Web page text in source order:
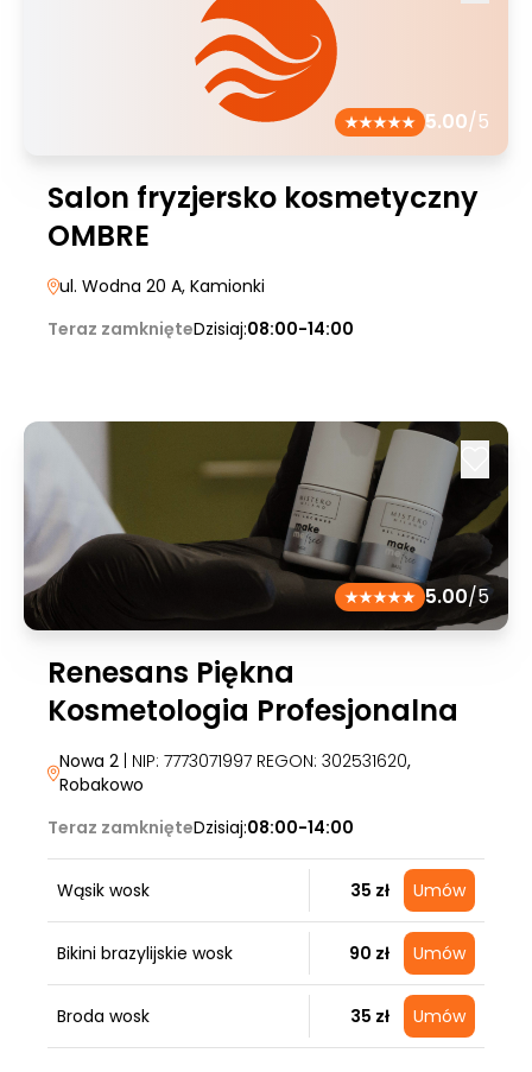
5.00/5
Salon fryzjersko kosmetyczny
OMBRE
ul. Wodna 20 A, Kamionki
Teraz zamknięteDzisiaj:08:00-14:00
5.00/5
Renesans Piękna
Kosmetologia Profesjonalna
Nowa 2| NIP: 7773071997 REGON: 302531620,
Robakowo
Teraz zamknięteDzisiaj:08:00-14:00
Wąsik wosk 35 zł Umów
Bikini brazylijskie wosk 90 zł Umów
Broda wosk 35 zł Umów